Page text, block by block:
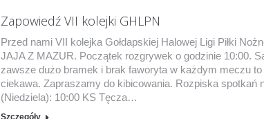
Zapowiedź VII kolejki GHLPN
Przed nami VII kolejka Gołdapskiej Halowej Ligi Piłki
JAJA Z MAZUR. Początek rozgrywek o godzinie 10:00.
zawsze dużo bramek i brak faworyta w każdym meczu
ciekawa. Zapraszamy do kibicowania. Rozpiska spotkań
(Niedziela): 10:00 KS Tęcza…
Szczegóły